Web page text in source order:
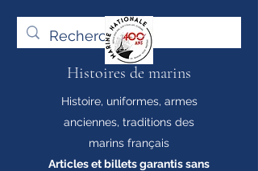
Histoires de marins
Histoire, uniformes, armes
anciennes, traditions des
marins français
Articles et billets garantis sans